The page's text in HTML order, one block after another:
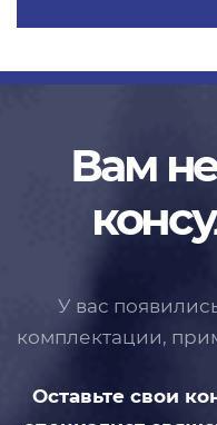
Вам
У вас
комплектации,
Оставьте свои